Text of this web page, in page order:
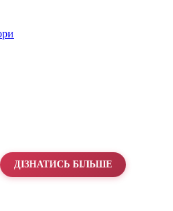
ДІЗНАТИСЬ БІЛЬШЕ